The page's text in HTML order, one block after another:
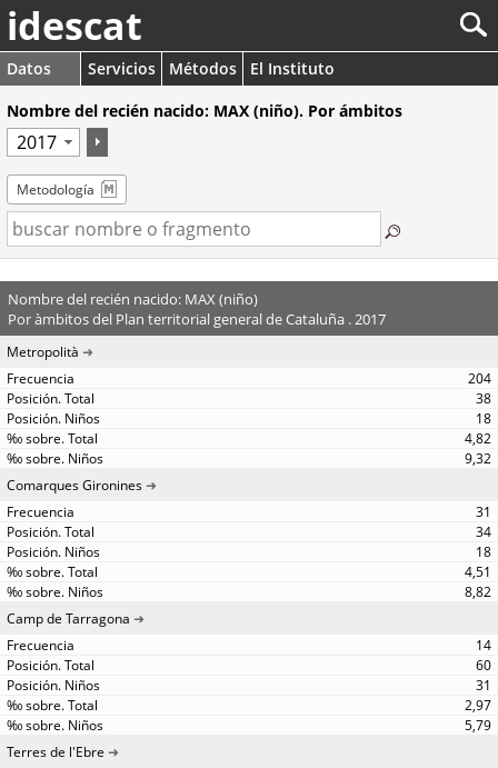
idescat
Datos Servicios Métodos
El Instituto
Nombre del recién nacido: MAX (niño). Por ámbitos
Metodología
Nombre del recién nacido: MAX (niño)
Por àmbitos del Plan territorial general de Cataluña . 2017
Metropolità
204
38
18
4,82
9,32
Comarques Gironines
31
34
18
4,51
8,82
Camp de Tarragona
14
60
31
2,97
5,79
Terres de l'Ebre